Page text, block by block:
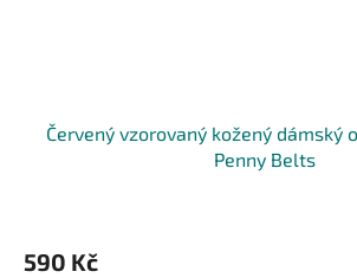
Červený vzorovaný kožený dámský
Penny Belts
590 Kč